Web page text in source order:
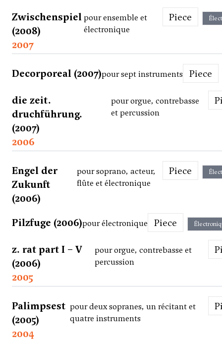
Zwischenspiel
(2008)
pour ensemble et
électronique
Piece
2007
Decorporeal (2007)pour sept instruments Piece
die zeit.
druchführung.
(2007)
pour orgue, contrebasse
et percussion
2006
Engel der
Zukunft
(2006)
pour soprano, acteur,
flûte et électronique
Piece
Pilzfuge (2006)pour électronique Piece
z. rat part I – V
(2006)
pour orgue, contrebasse et
percussion
2005
Palimpsest
(2005)
pour deux sopranes, un récitant et
quatre instruments
2004